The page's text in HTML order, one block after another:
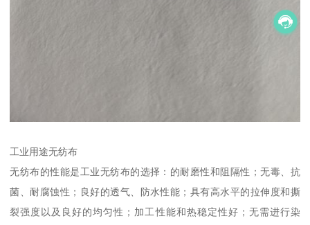
工业用途无纺布
无纺布的性能是工业无纺布的选择：的耐磨性和阻隔性；无毒、抗
菌、耐腐蚀性；良好的透气、防水性能；具有高水平的拉伸度和撕
裂强度以及良好的均匀性；加工性能和热稳定性好；无需进行染